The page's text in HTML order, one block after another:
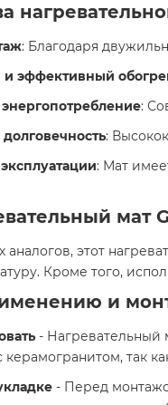
: Благодаря
эффективный
:
:
: Мат
мат
аналогов, этот
Кроме того,
и
- Нагревательный
керамогранитом, так
- Перед